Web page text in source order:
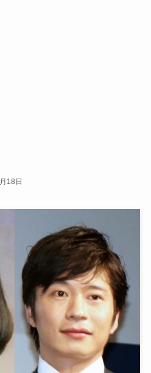
18日